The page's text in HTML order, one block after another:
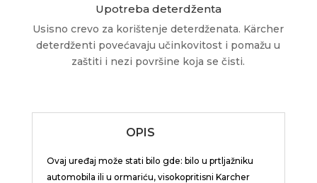
Upotreba deterdženta
Usisno crevo za korištenje deterdženata. Kärcher
deterdženti povećavaju učinkovitost i pomažu u
zaštiti i nezi površine koja se čisti.
OPIS
Ovaj uređaj može stati bilo gde: bilo u prtljažniku
automobila ili u ormariću, visokopritisni Karcher